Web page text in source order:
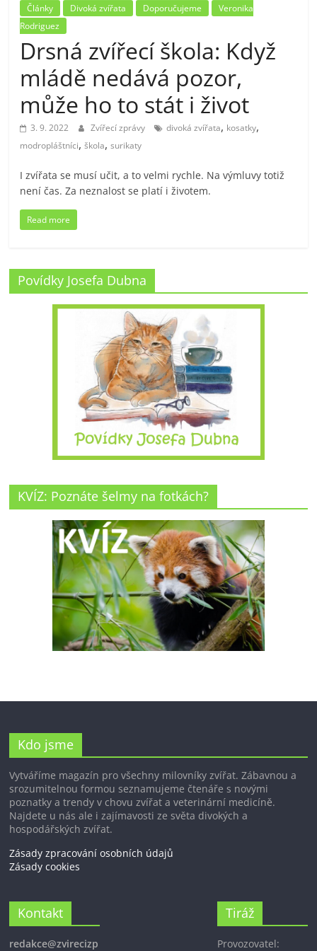
Články Divoká zvířata Doporučujeme
Veronika
Rodriguez
Drsná zvířecí škola: Když
mládě nedává pozor,
může ho to stát i život
3. 9. 2022 Zvířecí zprávy divoká zvířata, kosatky,
modropláštníci,škola,surikaty
I zvířata se musí učit, a to velmi rychle. Na výmluvy totiž
není čas. Za neznalost se platí i životem.
Read more
Povídky Josefa Dubna
KVÍZ: Poznáte šelmy na fotkách?
Kdo jsme
Vytváříme magazín pro všechny milovníky zvířat. Zábavnou a
srozumitelnou formou seznamujeme čtenáře s novými
poznatky a trendy v chovu zvířat a veterinární medicíně.
Najdete u nás ale i zajímavosti ze světa divokých a
hospodářských zvířat.
Zásady zpracování osobních údajů
Zásady cookies
Kontakt
redakce@zvirecizp
Tiráž
Provozovatel: